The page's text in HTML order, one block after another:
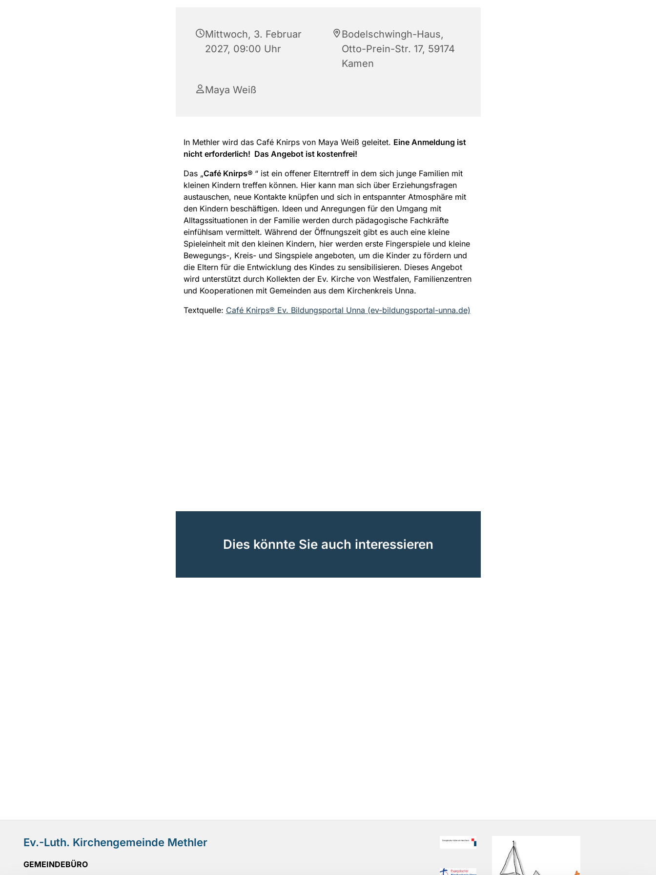
Mittwoch, 3. Februar
2027, 09:00 Uhr
Bodelschwingh-Haus,
Otto-Prein-Str. 17, 59174
Kamen
Maya Weiß
In Methler wird das Café Knirps von Maya Weiß geleitet. Eine Anmeldung ist
nicht erforderlich! Das Angebot ist kostenfrei!
Das „Café Knirps® “ ist ein offener Elterntreff in dem sich junge Familien mit
kleinen Kindern treffen können. Hier kann man sich über Erziehungsfragen
austauschen, neue Kontakte knüpfen und sich in entspannter Atmosphäre mit
den Kindern beschäftigen. Ideen und Anregungen für den Umgang mit
Alltagssituationen in der Familie werden durch pädagogische Fachkräfte
einfühlsam vermittelt. Während der Öffnungszeit gibt es auch eine kleine
Spieleinheit mit den kleinen Kindern, hier werden erste Fingerspiele und kleine
Bewegungs-, Kreis- und Singspiele angeboten, um die Kinder zu fördern und
die Eltern für die Entwicklung des Kindes zu sensibilisieren. Dieses Angebot
wird unterstützt durch Kollekten der Ev. Kirche von Westfalen, Familienzentren
und Kooperationen mit Gemeinden aus dem Kirchenkreis Unna.
Textquelle: Café Knirps® Ev. Bildungsportal Unna (ev-bildungsportal-unna.de)
Dies könnte Sie auch interessieren
Ev.-Luth. Kirchengemeinde Methler
GEMEINDEBÜRO